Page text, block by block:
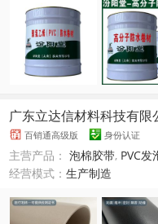
广东立达信材料科技有限
百销通高级版 身份认证
主营产品：泡棉胶带, PVC发
经营模式：生产制造